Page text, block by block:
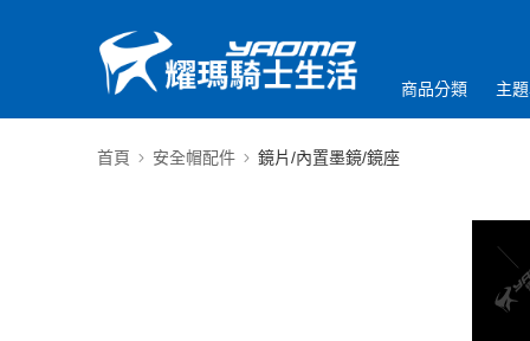
商品分類 主
首頁 安全帽配件 鏡片/內置墨鏡/鏡座